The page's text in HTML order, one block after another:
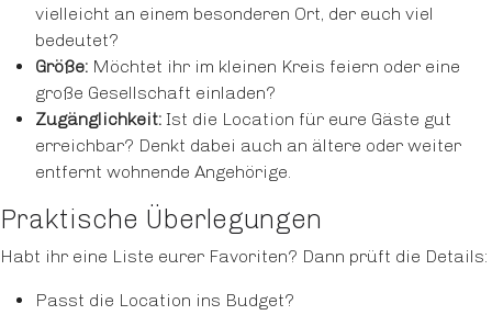
vielleicht an einem besonderen Ort, der euch viel
bedeutet?
Größe: Möchtet ihr im kleinen Kreis feiern oder eine
große Gesellschaft einladen?
Zugänglichkeit: Ist die Location für eure Gäste gut
erreichbar? Denkt dabei auch an ältere oder weiter
entfernt wohnende Angehörige.
Praktische Überlegungen
Habt ihr eine Liste eurer Favoriten? Dann prüft die Details:
Passt die Location ins Budget?